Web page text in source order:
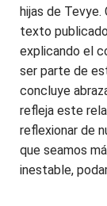
hijas de Tevye.
texto
explicando el
ser parte de
concluye
refleja este
reflexionar de
que seamos
inestable,